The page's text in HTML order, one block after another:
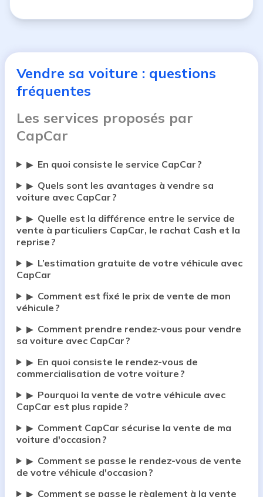
Vendre sa voiture : questions
fréquentes
Les services proposés par
CapCar
▶ En quoi consiste le service CapCar ?
▶ Quels sont les avantages à vendre sa
voiture avec CapCar ?
▶ Quelle est la différence entre le service de
vente à particuliers CapCar, le rachat Cash et la
reprise ?
▶ L’estimation gratuite de votre véhicule avec
CapCar
▶ Comment est fixé le prix de vente de mon
véhicule ?
▶ Comment prendre rendez-vous pour vendre
sa voiture avec CapCar ?
▶ En quoi consiste le rendez-vous de
commercialisation de votre voiture ?
▶ Pourquoi la vente de votre véhicule avec
CapCar est plus rapide ?
▶ Comment CapCar sécurise la vente de ma
voiture d'occasion ?
▶ Comment se passe le rendez-vous de vente
de votre véhicule d'occasion ?
▶ Comment se passe le règlement à la vente